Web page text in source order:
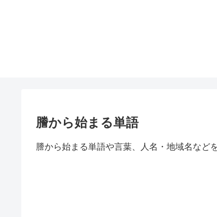
謄から始まる単語
謄から始まる単語や言葉、人名・地域名など